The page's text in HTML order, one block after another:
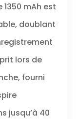
de
la
des
ultra
mAh est
doublant
lors de
fourni
jusqu’à 40